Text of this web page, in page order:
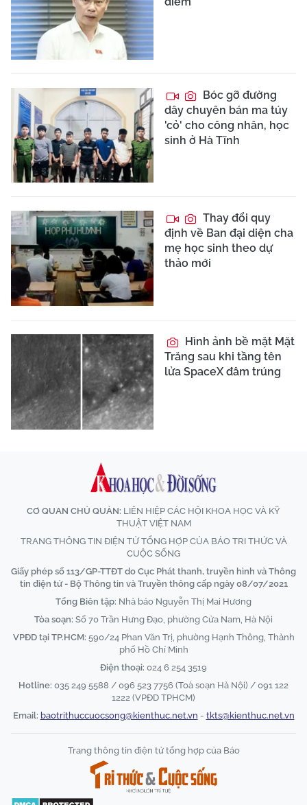
Bóc gỡ đường
dây chuyên bán ma túy
'cỏ' cho công nhân, học
sinh ở Hà Tĩnh
Thay đổi quy
định về Ban đại diện cha
mẹ học sinh theo dự
thảo mới
Hình ảnh bề mặt Mặt
Trăng sau khi tầng tên
lửa SpaceX đâm trúng
CƠ QUAN CHỦ QUẢN: LIÊN HIỆP CÁC HỘI KHOA HỌC VÀ KỸ
THUẬT VIỆT NAM
TRANG THÔNG TIN ĐIỆN TỬ TỔNG HỢP CỦA BÁO TRI THỨC VÀ
CUỘC SỐNG
Giấy phép số 113/GP-TTĐT do Cục Phát thanh, truyền hình và Thông
tin điện tử - Bộ Thông tin và Truyền thông cấp ngày 08/07/2021
Tổng Biên tập: Nhà báo Nguyễn Thị Mai Hương
Tòa soạn: Số 70 Trần Hưng Đạo, phường Cửa Nam, Hà Nội
VPĐD tại TP.HCM: 590/24 Phan Văn Trị, phường Hạnh Thông, Thành
phố Hồ Chí Minh
Điện thoại: 024 6 254 3519
Hotline: 035 249 5588 / 096 523 7756 (Toà soạn Hà Nội) / 091 122
1222 (VPĐD TPHCM)
Email: baotrithuccuocsong@kienthuc.net.vn - tkts@kienthuc.net.vn
Trang thông tin điện tử tổng hợp của Báo